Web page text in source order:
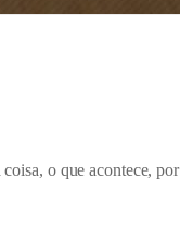
o que acontece, por